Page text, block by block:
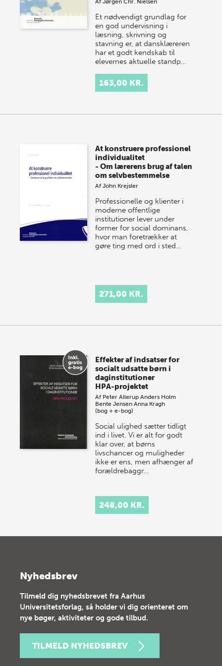
AfJørgen Chr. Nielsen
Et nødvendigt grundlag for
en god undervisning i
læsning, skrivning og
stavning er, at dansklæreren
har et godt kendskab til
elevernes aktuelle standp…
163,00 KR.
At konstruere professionel
individualitet
- Om lærerens brug af talen
om selvbestemmelse
AfJohn Krejsler
Professionelle og klienter i
moderne offentlige
institutioner lever under
former for social dominans,
hvor man foretrækker at
gøre ting med ord i sted…
271,00 KR.
Effekter af indsatser for
socialt udsatte børn i
daginstitutioner
HPA-projektet
Af Peter Allerup Anders Holm
Bente Jensen Anna Kragh
(bog + e-bog)
Social ulighed sætter tidligt
ind i livet. Vi er alt for godt
klar over, at børns
livschancer og muligheder
ikke er ens, men afhænger af
forældrebaggr…
248,00 KR.
Nyhedsbrev
Tilmeld dig nyhedsbrevet fra Aarhus
Universitetsforlag, så holder vi dig orienteret om
nye bøger, aktiviteter og gode tilbud.
TILMELD NYHEDSBREV